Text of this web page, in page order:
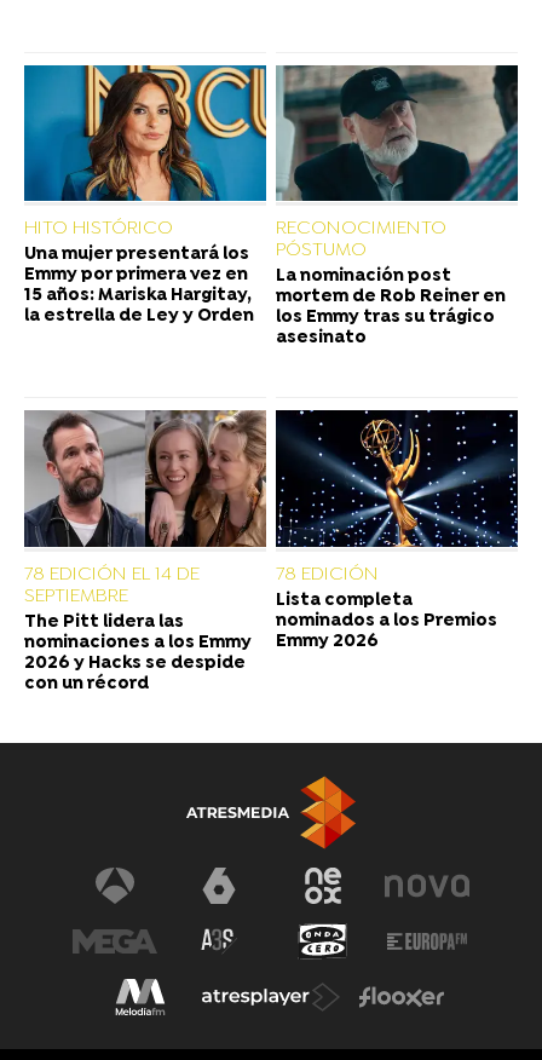
HITO HISTÓRICO
Una mujer presentará los
Emmy por primera vez en
15 años: Mariska Hargitay,
la estrella de Ley y Orden
RECONOCIMIENTO
PÓSTUMO
La nominación post
mortem de Rob Reiner en
los Emmy tras su trágico
asesinato
78 EDICIÓN EL 14 DE
SEPTIEMBRE
The Pitt lidera las
nominaciones a los Emmy
2026 y Hacks se despide
con un récord
78 EDICIÓN
Lista completa
nominados a los Premios
Emmy 2026